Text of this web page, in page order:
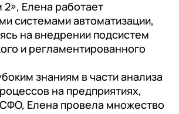
Елена работает
системами автоматизации,
на внедрении подсистем
и регламентированного
знаниям в части анализа
на предприятиях,
Елена провела множество
CRM на 1С:CRM или
24
(КЭДО)
сотрудника
документооборот (СЭД)
8
финансами (FRP)